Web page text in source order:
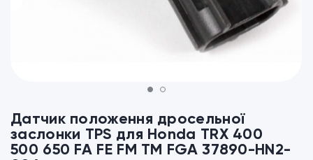
Датчик положення дросельної
заслонки TPS для Honda TRX 400
500 650 FA FE FM TM FGA 37890-HN2-